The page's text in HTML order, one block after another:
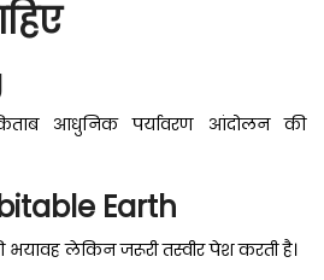
आधुनिक पर्यावरण आंदोलन की
Earth
लेकिन जरूरी तस्वीर पेश करती है।